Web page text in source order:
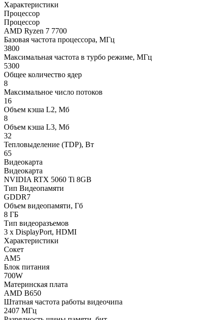
Характеристики
Процессор
Процессор
AMD Ryzen 7 7700
Базовая частота процессора, МГц
3800
Максимальная частота в турбо режиме, МГц
5300
Общее количество ядер
8
Максимальное число потоков
16
Объем кэша L2, Мб
8
Объем кэша L3, Мб
32
Тепловыделение (TDP), Вт
65
Видеокарта
Видеокарта
NVIDIA RTX 5060 Ti 8GB
Тип Видеопамяти
GDDR7
Объем видеопамяти, Гб
8 ГБ
Тип видеоразъемов
3 x DisplayPort, HDMI
Характеристики
Сокет
AM5
Блок питания
700W
Материнская плата
AMD B650
Штатная частота работы видеочипа
2407 МГц